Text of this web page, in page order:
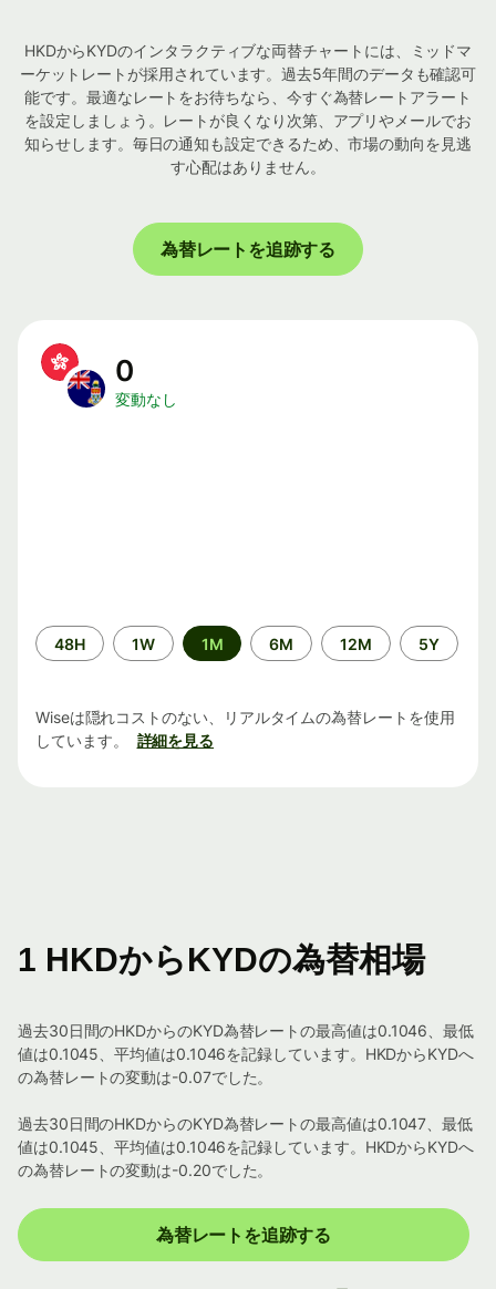
HKDからKYDのインタラクティブな両替チャートには、ミッドマ
ーケットレートが採用されています。過去5年間のデータも確認可
能です。最適なレートをお待ちなら、今すぐ為替レートアラート
を設定しましょう。レートが良くなり次第、アプリやメールでお
知らせします。毎日の通知も設定できるため、市場の動向を見逃
す心配はありません。
為替レートを追跡する
0
変動なし
期
間
48H 1W 1M 6M 12M 5Y
Wiseは隠れコストのない、リアルタイムの為替レートを使用
しています。
詳細を見る
1 HKDからKYDの為替相場
過去30日間のHKDからのKYD為替レートの最高値は0.1046、最低
値は0.1045、平均値は0.1046を記録しています。HKDからKYDへ
の為替レートの変動は-0.07でした。
過去30日間のHKDからのKYD為替レートの最高値は0.1047、最低
値は0.1045、平均値は0.1046を記録しています。HKDからKYDへ
の為替レートの変動は-0.20でした。
為替レートを追跡する